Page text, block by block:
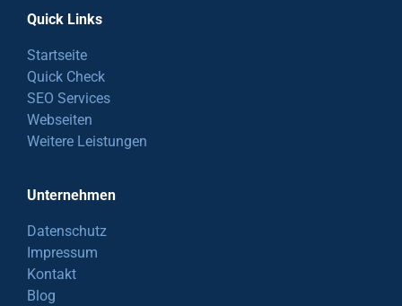
Quick Links
Startseite
Quick Check
SEO Services
Webseiten
Weitere Leistungen
Unternehmen
Datenschutz
Impressum
Kontakt
Blog